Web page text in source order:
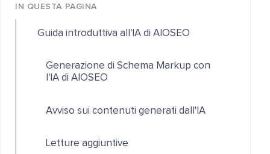
IN QUESTA PAGINA
Guida introduttiva all'IA di AIOSEO
Generazione di Schema Markup con
l'IA di AIOSEO
Avviso sui contenuti generati dall'IA
Letture aggiuntive